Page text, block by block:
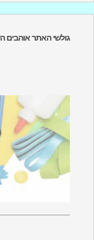
גולשי האתר אוהבים